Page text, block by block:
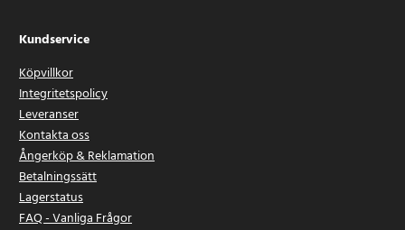
Kundservice
Köpvillkor
Integritetspolicy
Leveranser
Kontakta oss
Ångerköp & Reklamation
Betalningssätt
Lagerstatus
FAQ - Vanliga Frågor